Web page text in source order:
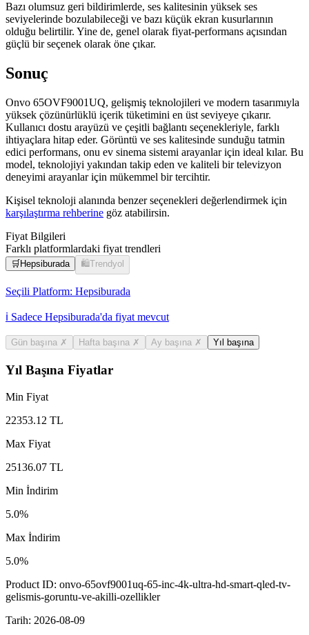
Bazı olumsuz geri bildirimlerde, ses kalitesinin yüksek ses
seviyelerinde bozulabileceği ve bazı küçük ekran kusurlarının
olduğu belirtilir. Yine de, genel olarak fiyat-performans açısından
güçlü bir seçenek olarak öne çıkar.
Sonuç
Onvo 65OVF9001UQ, gelişmiş teknolojileri ve modern tasarımıyla
yüksek çözünürlüklü içerik tüketimini en üst seviyeye çıkarır.
Kullanıcı dostu arayüzü ve çeşitli bağlantı seçenekleriyle, farklı
ihtiyaçlara hitap eder. Görüntü ve ses kalitesinde sunduğu tatmin
edici performans, onu ev sinema sistemi arayanlar için ideal kılar. Bu
model, teknolojiyi yakından takip eden ve kaliteli bir televizyon
deneyimi arayanlar için mükemmel bir tercihtir.
Kişisel teknoloji alanında benzer seçenekleri değerlendirmek için
karşılaştırma rehberine göz atabilirsin.
Fiyat Bilgileri
Farklı platformlardaki fiyat trendleri
🛒 Hepsiburada 🛍️Trendyol
Seçili Platform: Hepsiburada
ℹ️ Sadece Hepsiburada'da fiyat mevcut
Gün başına ✗ Hafta başına ✗ Ay başına ✗ Yıl başına
Yıl Başına Fiyatlar
Min Fiyat
22353.12 TL
Max Fiyat
25136.07 TL
Min İndirim
5.0%
Max İndirim
5.0%
Product ID: onvo-65ovf9001uq-65-inc-4k-ultra-hd-smart-qled-tv-
gelismis-goruntu-ve-akilli-ozellikler
Tarih: 2026-08-09